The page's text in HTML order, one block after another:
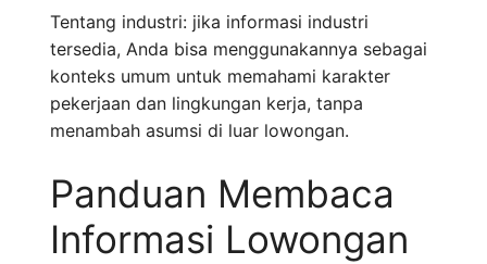
Tentang industri: jika informasi industri
tersedia, Anda bisa menggunakannya sebagai
konteks umum untuk memahami karakter
pekerjaan dan lingkungan kerja, tanpa
menambah asumsi di luar lowongan.
Panduan Membaca
Informasi Lowongan